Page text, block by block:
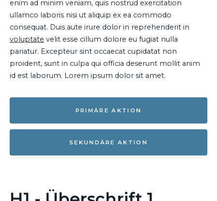
enim ad minim veniam, quis nostrud exercitation
ullamco laboris nisi ut aliquip ex ea commodo
consequat. Duis aute irure dolor in reprehenderit in
voluptate velit esse cillum dolore eu fugiat nulla
pariatur. Excepteur sint occaecat cupidatat non
proident, sunt in culpa qui officia deserunt mollit anim
id est laborum. Lorem ipsum dolor sit amet.
PRIMÄRE AKTION
SEKUNDÄRE AKTION